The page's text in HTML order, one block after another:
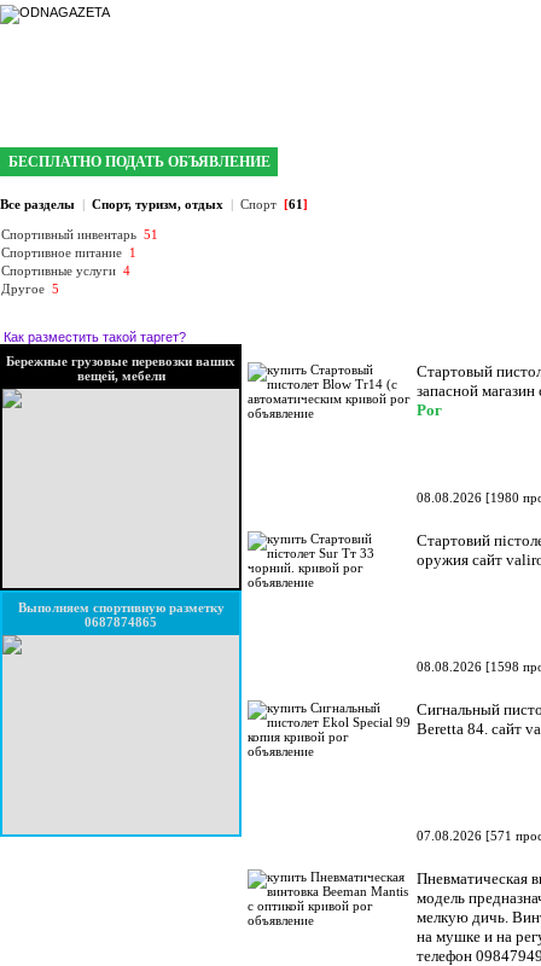
БЕСПЛАТНО ПОДАТЬ ОБЪЯВЛЕНИЕ
Все разделы | Спорт, туризм, отдых | Спорт [61]
Спортивный инвентарь 51
Спортивное питание 1
Спортивные услуги 4
Другое 5
Как разместить такой таргет?
Бережные грузовые перевозки ваших
вещей, мебели
Выполняем спортивную разметку
0687874865
Стартовый
запасной
Рог
08.08.2026 [1980
Стартовий
оружия сайт
08.08.2026 [1598
Сигнальный
Beretta 84. сайт
07.08.2026 [571
Пневматическая
модель
мелкую дичь.
на мушке и на
телефон